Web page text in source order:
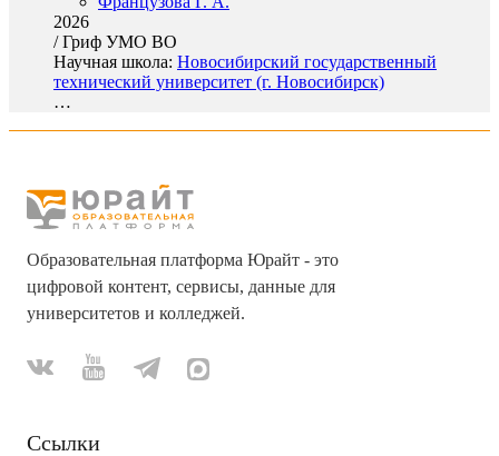
2026
/Гриф УМО ВО
Научная школа: Новосибирский государственный
технический университет (г. Новосибирск)
…
Образовательная платформа Юрайт - это
цифровой контент, сервисы, данные для
университетов и колледжей.
Ссылки